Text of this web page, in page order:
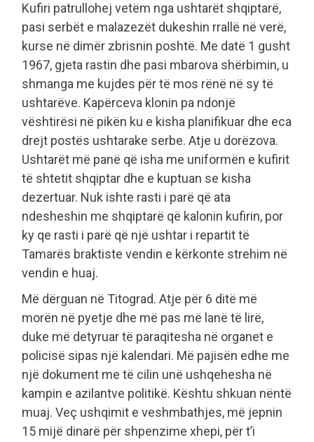
Kufiri patrullohej vetëm nga ushtarët shqiptarë,
pasi serbët e malazezët dukeshin rrallë në verë,
kurse në dimër zbrisnin poshtë. Me datë 1 gusht
1967, gjeta rastin dhe pasi mbarova shërbimin, u
shmanga me kujdes për të mos rënë në sy të
ushtarëve. Kapërceva klonin pa ndonjë
vështirësi në pikën ku e kisha planifikuar dhe eca
drejt postës ushtarake serbe. Atje u dorëzova.
Ushtarët më panë që isha me uniformën e kufirit
të shtetit shqiptar dhe e kuptuan se kisha
dezertuar. Nuk ishte rasti i parë që ata
ndesheshin me shqiptarë që kalonin kufirin, por
ky qe rasti i parë që një ushtar i repartit të
Tamarës braktiste vendin e kërkonte strehim në
vendin e huaj.
Më dërguan në Titograd. Atje për 6 ditë më
morën në pyetje dhe më pas më lanë të lirë,
duke më detyruar të paraqitesha në organet e
policisë sipas një kalendari. Më pajisën edhe me
një dokument me të cilin unë ushqehesha në
kampin e azilantve politikë. Kështu shkuan nëntë
muaj. Veç ushqimit e veshmbathjes, më jepnin
15 mijë dinarë për shpenzime xhepi, për t’i